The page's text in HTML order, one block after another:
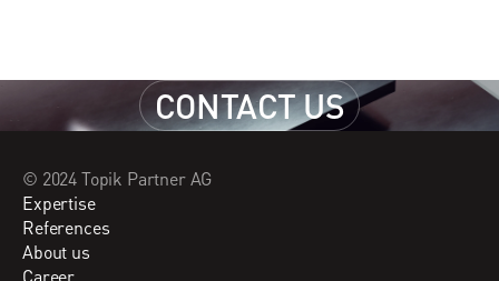
CONTACT US
© 2024 Topik Partner AG
Expertise
References
About us
Career